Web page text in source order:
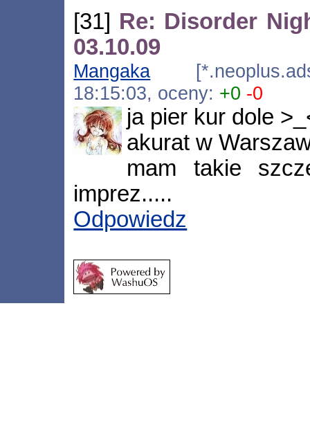
[31] Re: Disorder
03.10.09
Mangaka
18:15:03, oceny: +0 -0
ja pier kur dole
akurat w
mam takie
imprez.....
Odpowiedz